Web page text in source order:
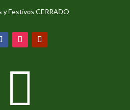
y Festivos CERRADO
